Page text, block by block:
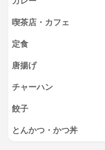
喫茶店・カフェ
定食
唐揚げ
チャーハン
餃子
とんかつ・かつ丼